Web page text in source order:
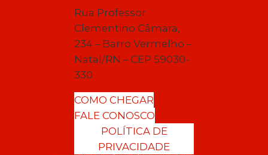
Rua Professor
Clementino Câmara,
234 – Barro Vermelho –
Natal/RN – CEP 59030-
330
COMO CHEGAR
FALE CONOSCO
POLÍTICA DE
PRIVACIDADE